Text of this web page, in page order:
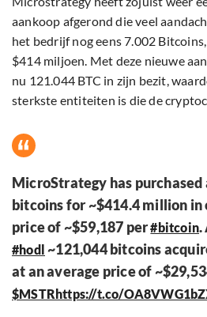
aankoop afgerond die veel
het bedrijf nog eens 7.002
$414 miljoen. Met deze nieuwe
nu 121.044 BTC in zijn bezit,
sterkste entiteiten is die de
MicroStrategy has
bitcoins for ~$414.4 million in
price of ~$59,187 per#bitcoin.
#hodl ~121,044 bitcoins
at an average price of
$MSTR https://t.co/